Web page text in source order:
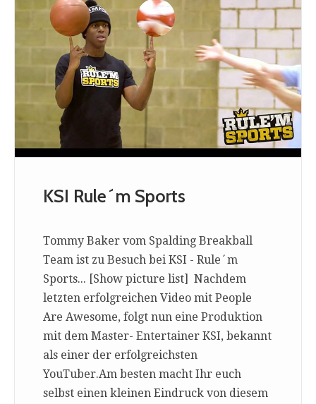
KSI Rule´m Sports
Tommy Baker vom Spalding Breakball
Team ist zu Besuch bei KSI - Rule´m
Sports... [Show picture list] Nachdem
letzten erfolgreichen Video mit People
Are Awesome, folgt nun eine Produktion
mit dem Master- Entertainer KSI, bekannt
als einer der erfolgreichsten
YouTuber.Am besten macht Ihr euch
selbst einen kleinen Eindruck von diesem